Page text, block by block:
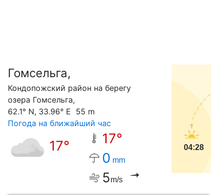
Гомсельга,
Кондопожский район на берегу
озера Гомсельга,
62.1° N, 33.96° E 55 m
Погода на ближайший час
17°
17°
0 mm
5m/s
04:28